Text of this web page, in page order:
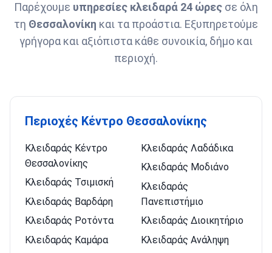
Παρέχουμε υπηρεσίες κλειδαρά 24 ώρες σε όλη
τη Θεσσαλονίκη και τα προάστια. Εξυπηρετούμε
γρήγορα και αξιόπιστα κάθε συνοικία, δήμο και
περιοχή.
Περιοχές Κέντρο Θεσσαλονίκης
Κλειδαράς Κέντρο
Θεσσαλονίκης
Κλειδαράς Τσιμισκή
Κλειδαράς Βαρδάρη
Κλειδαράς Ροτόντα
Κλειδαράς Καμάρα
Κλειδαράς Λαδάδικα
Κλειδαράς Μοδιάνο
Κλειδαράς
Πανεπιστήμιο
Κλειδαράς Διοικητήριο
Κλειδαράς Ανάληψη